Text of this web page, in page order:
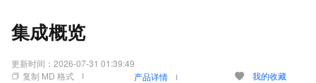
集成概览
更新时间： 2026-07-31 01:39:49
复制 MD 格式
产品详情 我的收藏